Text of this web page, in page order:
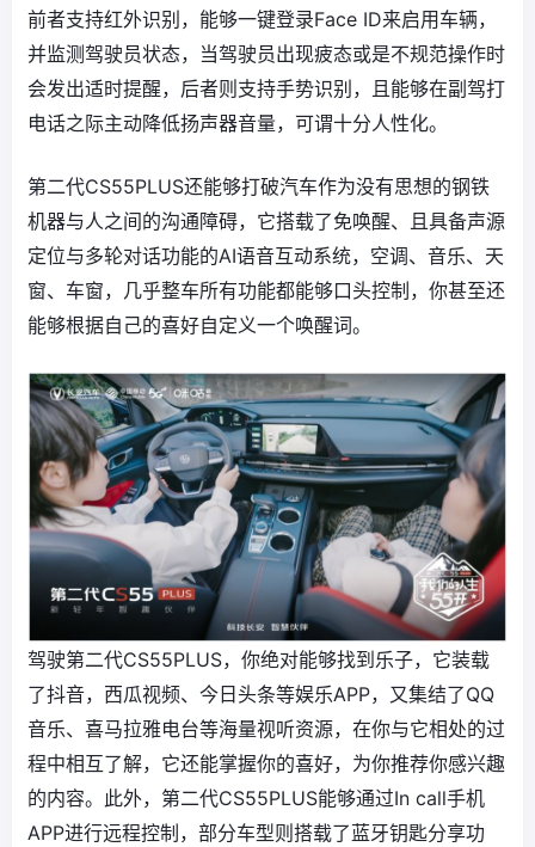
前者支持红外识别，能够一键登录Face ID来启用车辆，
并监测驾驶员状态，当驾驶员出现疲态或是不规范操作时
会发出适时提醒，后者则支持手势识别，且能够在副驾打
电话之际主动降低扬声器音量，可谓十分人性化。
第二代CS55PLUS还能够打破汽车作为没有思想的钢铁
机器与人之间的沟通障碍，它搭载了免唤醒、且具备声源
定位与多轮对话功能的AI语音互动系统，空调、音乐、天
窗、车窗，几乎整车所有功能都能够口头控制，你甚至还
能够根据自己的喜好自定义一个唤醒词。
驾驶第二代CS55PLUS，你绝对能够找到乐子，它装载
了抖音，西瓜视频、今日头条等娱乐APP，又集结了QQ
音乐、喜马拉雅电台等海量视听资源，在你与它相处的过
程中相互了解，它还能掌握你的喜好，为你推荐你感兴趣
的内容。此外，第二代CS55PLUS能够通过In call手机
APP进行远程控制，部分车型则搭载了蓝牙钥匙分享功